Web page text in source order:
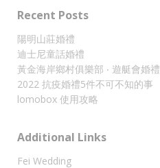
Recent Posts
陽明山莊婚禮
迪士尼童話婚禮
黃金海岸鄉村俱樂部 ‧ 遊艇會婚禮
2022 抗疫婚禮5件不可不知的事
lomobox 使用攻略
Additional Links
Fei Wedding